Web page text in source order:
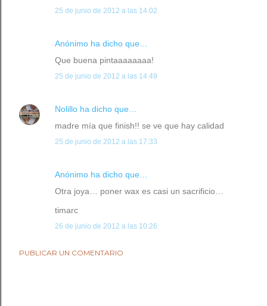
25 de junio de 2012 a las 14:02
Anónimo ha dicho que…
Que buena pintaaaaaaaa!
25 de junio de 2012 a las 14:49
Nolillo ha dicho que…
madre mía que finish!! se ve que hay calidad
25 de junio de 2012 a las 17:33
Anónimo ha dicho que…
Otra joya… poner wax es casi un sacrificio…
timarc
26 de junio de 2012 a las 10:26
PUBLICAR UN COMENTARIO